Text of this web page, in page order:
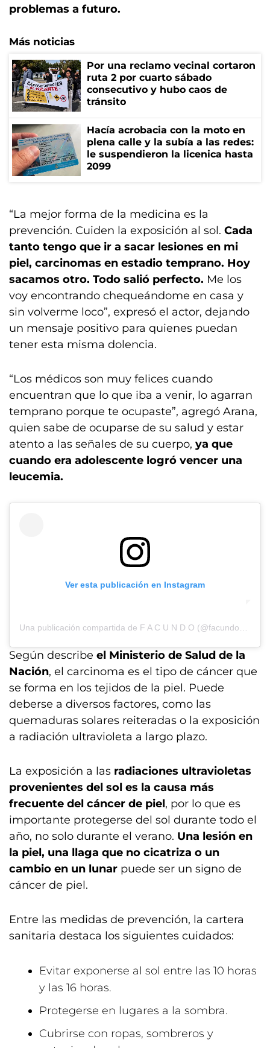
problemas a futuro.
Más noticias
Por una reclamo vecinal cortaron
ruta 2 por cuarto sábado
consecutivo y hubo caos de
tránsito
Hacía acrobacia con la moto en
plena calle y la subía a las redes:
le suspendieron la licenica hasta
2099
“La mejor forma de la medicina es la
prevención. Cuiden la exposición al sol. Cada
tanto tengo que ir a sacar lesiones en mi
piel, carcinomas en estadio temprano. Hoy
sacamos otro. Todo salió perfecto. Me los
voy encontrando chequeándome en casa y
sin volverme loco”, expresó el actor, dejando
un mensaje positivo para quienes puedan
tener esta misma dolencia.
“Los médicos son muy felices cuando
encuentran que lo que iba a venir, lo agarran
temprano porque te ocupaste”, agregó Arana,
quien sabe de ocuparse de su salud y estar
atento a las señales de su cuerpo, ya que
cuando era adolescente logró vencer una
leucemia.
Ver esta publicación en Instagram
Según describe el Ministerio de Salud de la
Nación, el carcinoma es el tipo de cáncer que
se forma en los tejidos de la piel. Puede
deberse a diversos factores, como las
quemaduras solares reiteradas o la exposición
a radiación ultravioleta a largo plazo.
La exposición a las radiaciones ultravioletas
provenientes del sol es la causa más
frecuente del cáncer de piel, por lo que es
importante protegerse del sol durante todo el
año, no solo durante el verano. Una lesión en
la piel, una llaga que no cicatriza o un
cambio en un lunar puede ser un signo de
cáncer de piel.
Entre las medidas de prevención, la cartera
sanitaria destaca los siguientes cuidados:
Evitar exponerse al sol entre las 10 horas
y las 16 horas.
Protegerse en lugares a la sombra.
Cubrirse con ropas, sombreros y